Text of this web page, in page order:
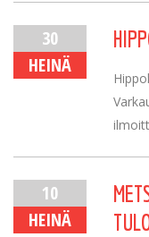
30
HEINÄ
10
HEINÄ